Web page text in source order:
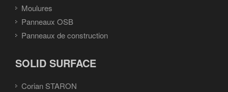
Moulures
Panneaux OSB
Panneaux de construction
SOLID SURFACE
Corian STARON